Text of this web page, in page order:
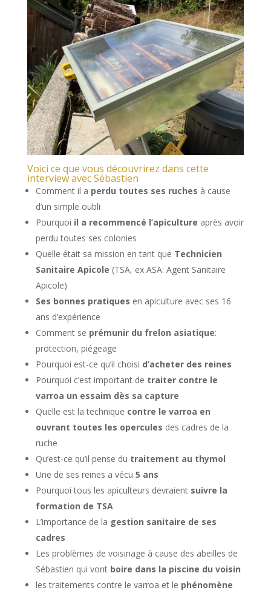
Voici ce que vous découvrirez dans cette
interview avec Sébastien
Comment il a perdu toutes ses ruches à cause
d’un simple oubli
Pourquoi il a recommencé l’apiculture après avoir
perdu toutes ses colonies
Quelle était sa mission en tant que Technicien
Sanitaire Apicole (TSA, ex ASA: Agent Sanitaire
Apicole)
Ses bonnes pratiques en apiculture avec ses 16
ans d’expérience
Comment se prémunir du frelon asiatique:
protection, piégeage
Pourquoi est-ce qu’il choisi d’acheter des reines
Pourquoi c’est important de traiter contre le
varroa un essaim dès sa capture
Quelle est la technique contre le varroa en
ouvrant toutes les opercules des cadres de la
ruche
Qu’est-ce qu’il pense du traitement au thymol
Une de ses reines a vécu 5 ans
Pourquoi tous les apiculteurs devraient suivre la
formation de TSA
L’importance de la gestion sanitaire de ses
cadres
Les problèmes de voisinage à cause des abeilles de
Sébastien qui vont boire dans la piscine du voisin
les traitements contre le varroa et le phénomène